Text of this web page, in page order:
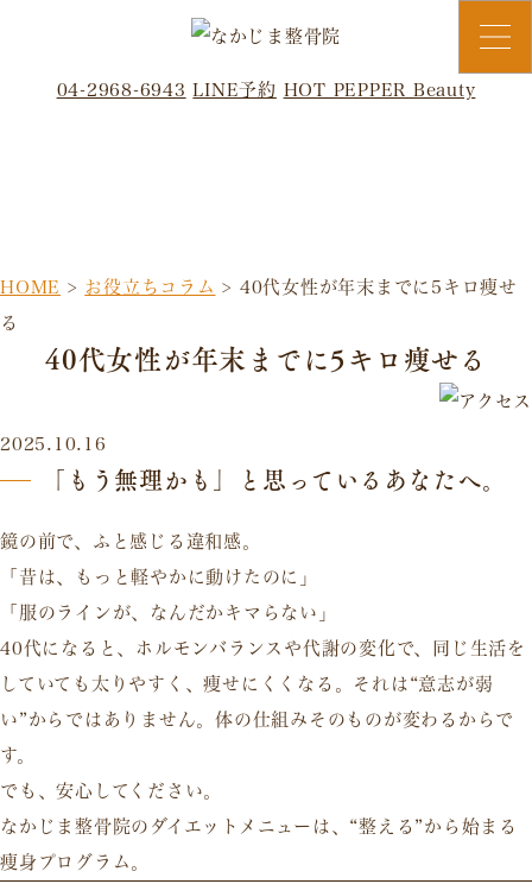
04-2968-6943 LINE予約 HOT PEPPER Beauty
HOME > お役立ちコラム > 40代女性が年末までに5キロ痩せ
る
40代女性が年末までに5キロ痩せる
2025.10.16
「もう無理かも」と思っているあなたへ。
鏡の前で、ふと感じる違和感。
「昔は、もっと軽やかに動けたのに」
「服のラインが、なんだかキマらない」
40代になると、ホルモンバランスや代謝の変化で、 同じ生活を
していても太りやすく、痩せにくくなる 。それは“意志が弱
い”からではありません。体の仕組みそのものが変わるからで
す。
でも、安心してください。
なかじま整骨院のダイエットメニューは、 “整える”から始まる
痩身プログラム。